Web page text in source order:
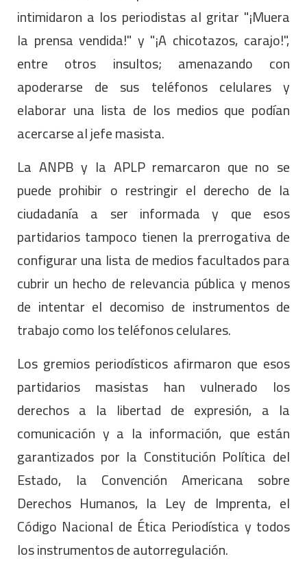
intimidaron a los periodistas al gritar "¡Muera
la prensa vendida!" y "¡A chicotazos, carajo!",
entre otros insultos; amenazando con
apoderarse de sus teléfonos celulares y
elaborar una lista de los medios que podían
acercarse al jefe masista.
La ANPB y la APLP remarcaron que no se
puede prohibir o restringir el derecho de la
ciudadanía a ser informada y que esos
partidarios tampoco tienen la prerrogativa de
configurar una lista de medios facultados para
cubrir un hecho de relevancia pública y menos
de intentar el decomiso de instrumentos de
trabajo como los teléfonos celulares.
Los gremios periodísticos afirmaron que esos
partidarios masistas han vulnerado los
derechos a la libertad de expresión, a la
comunicación y a la información, que están
garantizados por la Constitución Política del
Estado, la Convención Americana sobre
Derechos Humanos, la Ley de Imprenta, el
Código Nacional de Ética Periodística y todos
los instrumentos de autorregulación.